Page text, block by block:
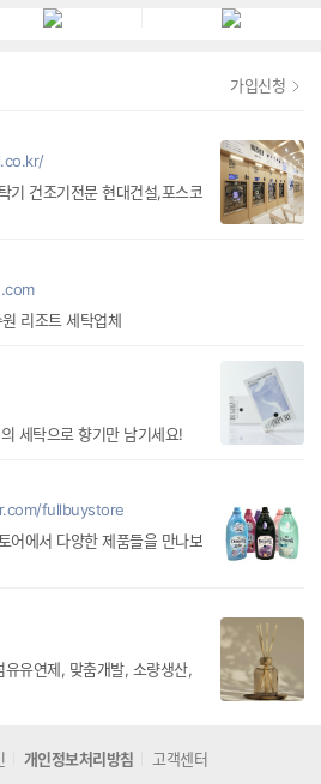
건조기전문 현대건설,포스코
리조트 세탁업체
세탁으로 향기만 남기세요!
에서 다양한 제품들을 만나보
유연제, 맞춤개발, 소량생산,